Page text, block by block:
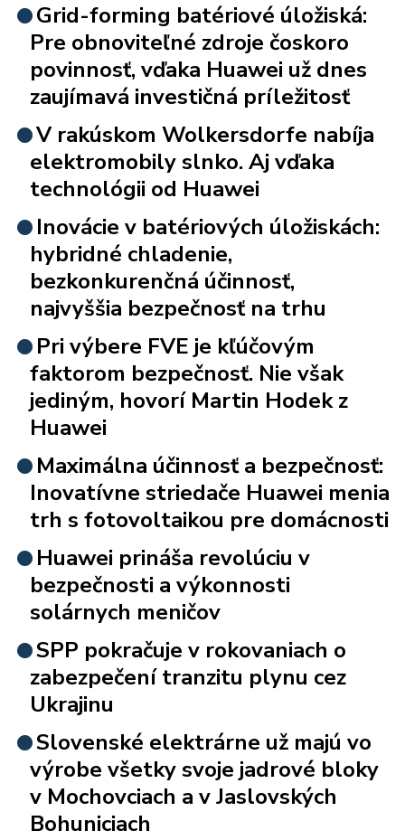
Grid-forming batériové úložiská:
Pre obnoviteľné zdroje čoskoro
povinnosť, vďaka Huawei už dnes
zaujímavá investičná príležitosť
V rakúskom Wolkersdorfe nabíja
elektromobily slnko. Aj vďaka
technológii od Huawei
Inovácie v batériových úložiskách:
hybridné chladenie,
bezkonkurenčná účinnosť,
najvyššia bezpečnosť na trhu
Pri výbere FVE je kľúčovým
faktorom bezpečnosť. Nie však
jediným, hovorí Martin Hodek z
Huawei
Maximálna účinnosť a bezpečnosť:
Inovatívne striedače Huawei menia
trh s fotovoltaikou pre domácnosti
Huawei prináša revolúciu v
bezpečnosti a výkonnosti
solárnych meničov
SPP pokračuje v rokovaniach o
zabezpečení tranzitu plynu cez
Ukrajinu
Slovenské elektrárne už majú vo
výrobe všetky svoje jadrové bloky
v Mochovciach a v Jaslovských
Bohuniciach